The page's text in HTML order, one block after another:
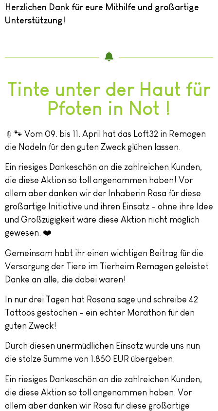
Herzlichen Dank für eure Mithilfe und großartige
Unterstützung!
Tinte unter der Haut für
Pfoten in Not !
💉🐾 Vom 09. bis 11. April hat das Loft32 in Remagen
die Nadeln für den guten Zweck glühen lassen.
Ein riesiges Dankeschön an die zahlreichen Kunden,
die diese Aktion so toll angenommen haben! Vor
allem aber danken wir der Inhaberin Rosa für diese
großartige Initiative und ihren Einsatz – ohne ihre Idee
und Großzügigkeit wäre diese Aktion nicht möglich
gewesen. ❤️
Gemeinsam habt ihr einen wichtigen Beitrag für die
Versorgung der Tiere im Tierheim Remagen geleistet.
Danke an alle, die dabei waren!
In nur drei Tagen hat Rosana sage und schreibe 42
Tattoos gestochen – ein echter Marathon für den
guten Zweck!
Durch diesen unermüdlichen Einsatz wurde uns nun
die stolze Summe von 1.850 EUR übergeben.
Ein riesiges Dankeschön an die zahlreichen Kunden,
die diese Aktion so toll angenommen haben. Vor
allem aber danken wir Rosa für diese großartige